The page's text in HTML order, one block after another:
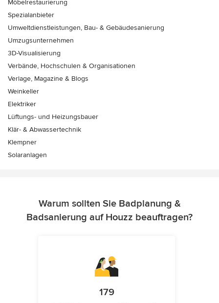
Möbelrestaurierung
Spezialanbieter
Umweltdienstleistungen, Bau- & Gebäudesanierung
Umzugsunternehmen
3D-Visualisierung
Verbände, Hochschulen & Organisationen
Verlage, Magazine & Blogs
Weinkeller
Elektriker
Lüftungs- und Heizungsbauer
Klär- & Abwassertechnik
Klempner
Solaranlagen
Warum sollten Sie Badplanung &
Badsanierung auf Houzz beauftragen?
179